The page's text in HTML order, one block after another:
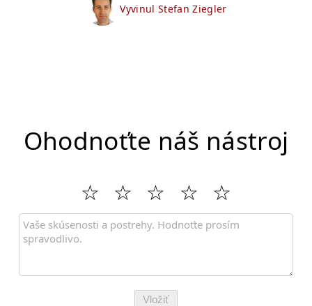
Vyvinul Stefan Ziegler
Ohodnoťte náš nástroj
Vložiť